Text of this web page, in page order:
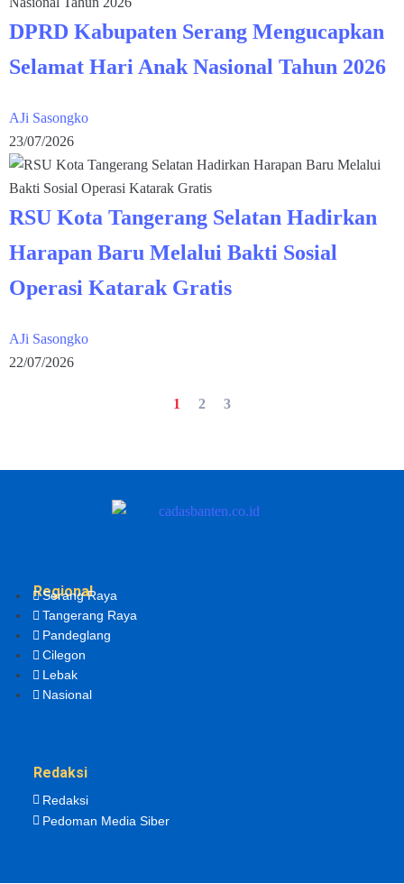
DPRD Kabupaten Serang Mengucapkan
Selamat Hari Anak Nasional Tahun 2026
AJi Sasongko
23/07/2026
RSU Kota Tangerang Selatan Hadirkan
Harapan Baru Melalui Bakti Sosial
Operasi Katarak Gratis
AJi Sasongko
22/07/2026
1 2 3
Regional
Serang Raya
Tangerang Raya
Pandeglang
Cilegon
Lebak
Nasional
Redaksi
Redaksi
Pedoman Media Siber